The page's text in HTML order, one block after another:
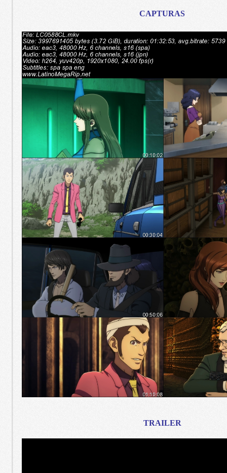
CAPTURAS
TRAILER